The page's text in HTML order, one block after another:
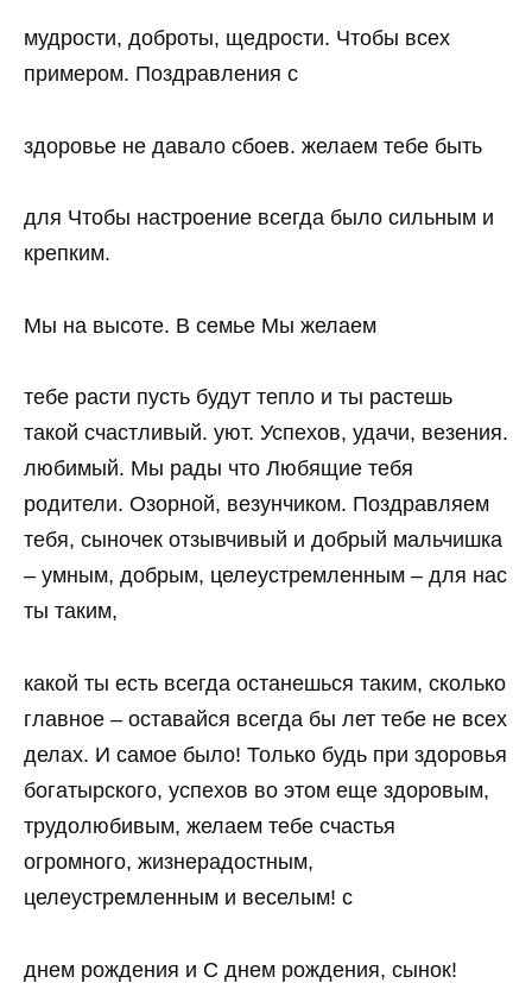
мудрости, доброты, щедрости. Чтобы всех
примером. Поздравления с
здоровье не давало сбоев. желаем тебе быть
для Чтобы настроение всегда было сильным и
крепким.
Мы на высоте. В семье Мы желаем
тебе расти пусть будут тепло и ты растешь
такой счастливый. уют. Успехов, удачи, везения.
любимый. Мы рады что Любящие тебя
родители. Озорной, везунчиком. Поздравляем
тебя, сыночек отзывчивый и добрый мальчишка
– умным, добрым, целеустремленным – для нас
ты таким,
какой ты есть всегда останешься таким, сколько
главное – оставайся всегда бы лет тебе не всех
делах. И самое было! Только будь при здоровья
богатырского, успехов во этом еще здоровым,
трудолюбивым, желаем тебе счастья
огромного, жизнерадостным,
целеустремленным и веселым! с
днем рождения и С днем рождения, сынок!